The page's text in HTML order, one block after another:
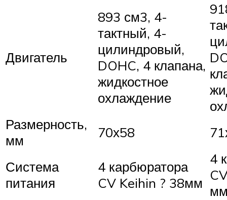
Двигатель
893 см3, 4-
тактный, 4-
цилиндровый,
DOHC, 4 клапана,
жидкостное
охлаждение
Размерность,
мм
70х58
Система
питания
4 карбюратора
CV Keihin ? 38мм
4